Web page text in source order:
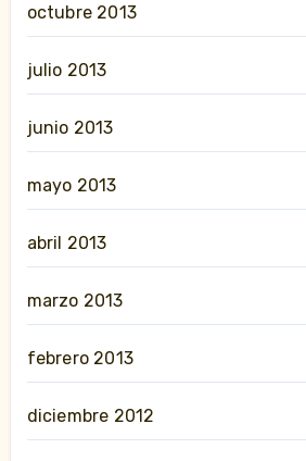
octubre 2013
julio 2013
junio 2013
mayo 2013
abril 2013
marzo 2013
febrero 2013
diciembre 2012